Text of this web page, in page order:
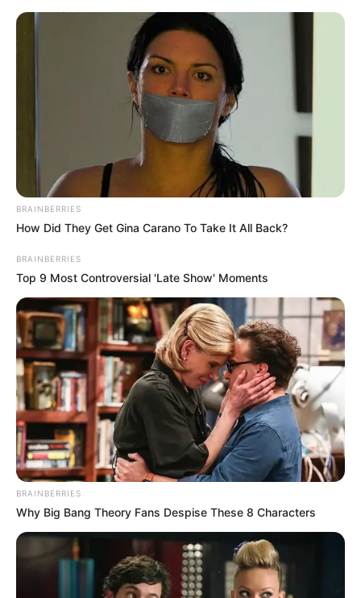
HOME
Home > Unlabelled > Saúde com Agente: Troca de Escolaridade.
Saúde com Agente: Troca de
Escolaridade.
11:31
BRAINBERRIES
How Did They Get Gina Carano To Take It All Back?
BRAINBERRIES
Top 9 Most Controversial 'Late Show' Moments
BRAINBERRIES
Why Big Bang Theory Fans Despise These 8 Characters